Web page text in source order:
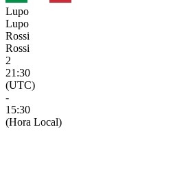
Lupo
Lupo
Rossi
Rossi
2
21:30
(UTC)
-
15:30
(Hora Local)